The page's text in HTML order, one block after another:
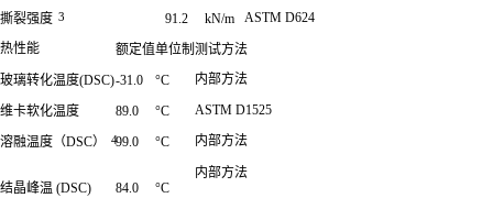
撕裂强度 3 91.2 kN/m
ASTM D624
热性能
额定值单位制 测试方法
玻璃转化温度(DSC)-31.0 °C 内部方法
维卡软化温度 89.0 °C ASTM D1525
溶融温度（DSC） 499.0 °C 内部方法
结晶峰温 (DSC) 84.0 °C
内部方法